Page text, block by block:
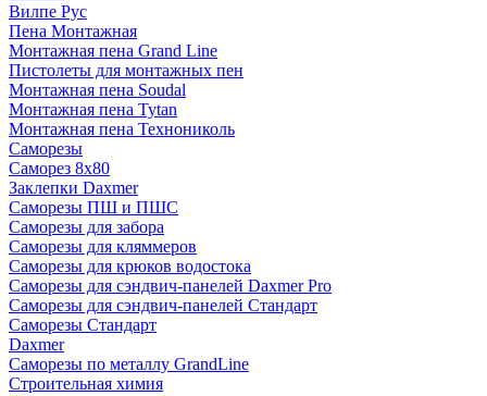
Вилпе Рус
Пена Монтажнaя
Монтажная пена Grand Linе
Пистолеты для монтажных пен
Монтажная пена Soudal
Монтажная пена Tytan
Монтажная пена Технониколь
Саморезы
Саморез 8х80
Заклепки Daxmer
Саморезы ПШ и ПШС
Саморезы для забора
Саморезы для кляммеров
Саморезы для крюков водостока
Саморезы для сэндвич-панелей Daxmer Pro
Саморезы для сэндвич-панелей Стандарт
Саморезы Стандарт
Daxmer
Саморезы по металлу GrandLine
Строительная химия